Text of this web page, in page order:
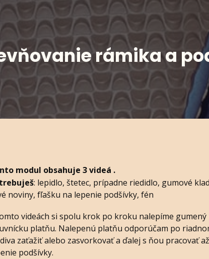
rámika a
modul obsahuje 3 videá .
: lepidlo, štetec, prípadne riedidlo, gumové
noviny, fľašku na lepenie podšívky, fén
videách si spolu krok po kroku nalepíme
platňu. Nalepenú platňu odporúčam po
zaťažiť alebo zasvorkovať a ďalej s ňou pracovať
podšívky.